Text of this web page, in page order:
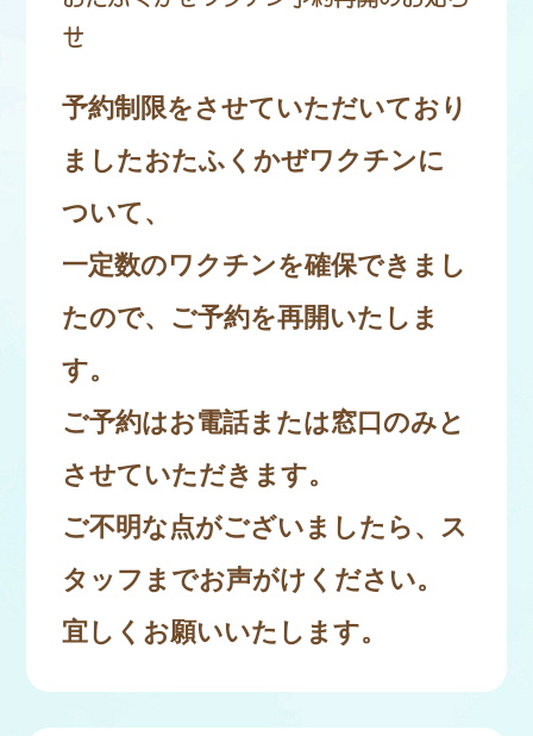
せ
予約制限をさせていただいており
ましたおたふくかぜワクチンに
ついて、
一定数のワクチンを確保できまし
たので、ご予約を再開いたしま
す。
ご予約はお電話または窓口のみと
させていただきます。
ご不明な点がございましたら、ス
タッフまでお声がけください。
宜しくお願いいたします。